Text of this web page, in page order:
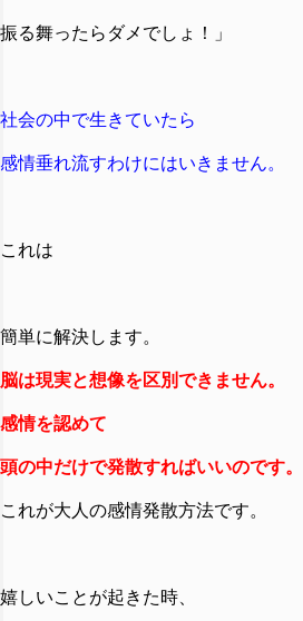
振る舞ったらダメでしょ！」
社会の中で生きていたら
感情垂れ流すわけにはいきません。
これは
簡単に解決します。
脳は現実と想像を区別できません。
感情を認めて
頭の中だけで発散すればいいのです。
これが大人の感情発散方法です。
嬉しいことが起きた時、